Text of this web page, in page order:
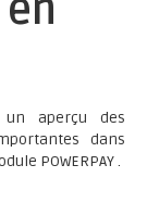
un aperçu des
dans
POWERPAY .